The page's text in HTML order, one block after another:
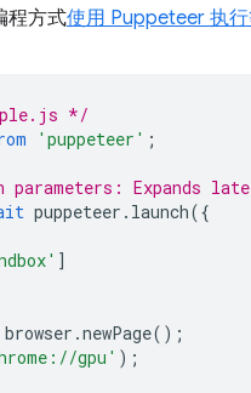
程方式使用 Puppeteer 执
*/
'puppeteer' ;
Expands
puppeteer . launch({
]
browser .newPage();
gpu' );